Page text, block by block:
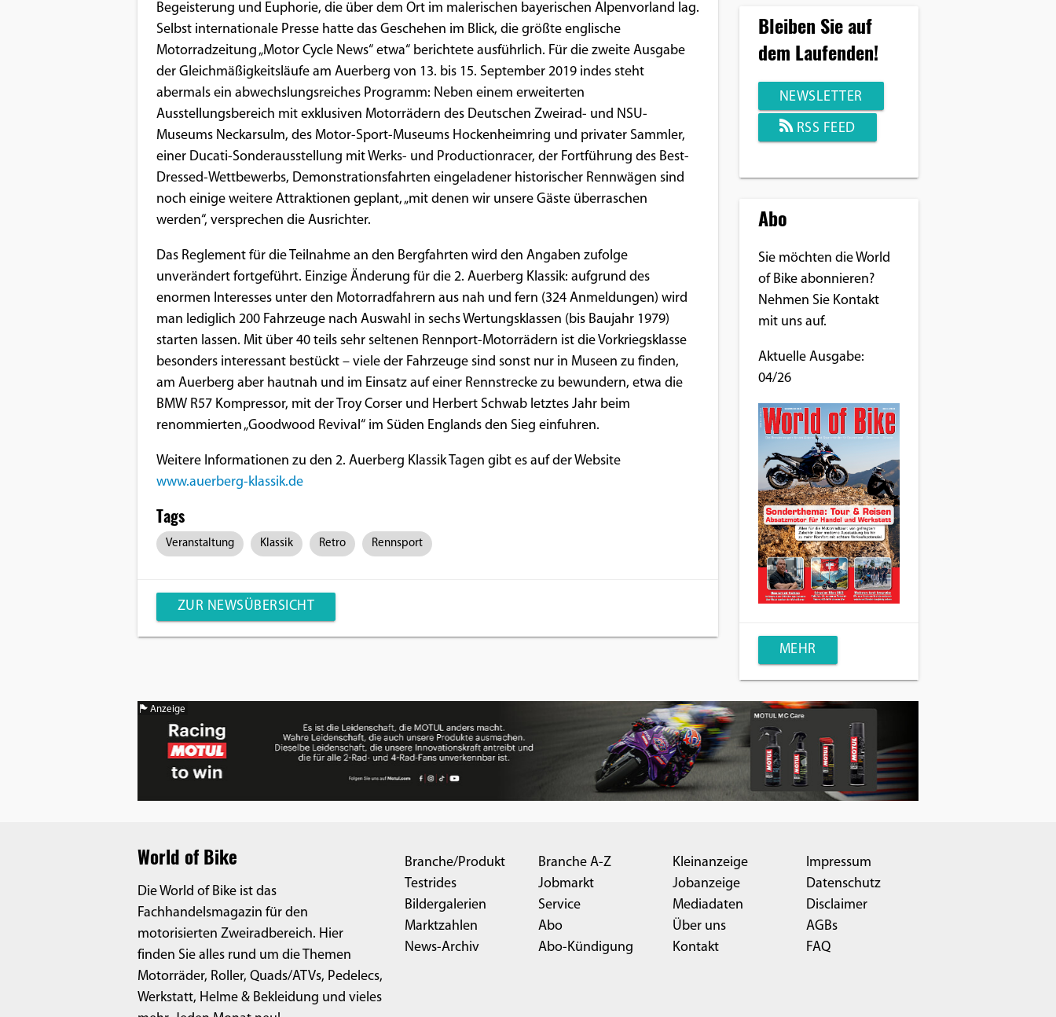
Begeisterung und Euphorie, die über dem Ort im malerischen bayerischen Alpenvorland lag.
Selbst internationale Presse hatte das Geschehen im Blick, die größte englische
Motorradzeitung „Motor Cycle News“ etwa“ berichtete ausführlich. Für die zweite Ausgabe
der Gleichmäßigkeitsläufe am Auerberg von 13. bis 15. September 2019 indes steht
abermals ein abwechslungsreiches Programm: Neben einem erweiterten
Ausstellungsbereich mit exklusiven Motorrädern des Deutschen Zweirad- und NSU-
Museums Neckarsulm, des Motor-Sport-Museums Hockenheimring und privater Sammler,
einer Ducati-Sonderausstellung mit Werks- und Productionracer, der Fortführung des Best-
Dressed-Wettbewerbs, Demonstrationsfahrten eingeladener historischer Rennwägen sind
noch einige weitere Attraktionen geplant, „mit denen wir unsere Gäste überraschen
werden“, versprechen die Ausrichter.
Das Reglement für die Teilnahme an den Bergfahrten wird den Angaben zufolge
unverändert fortgeführt. Einzige Änderung für die 2. Auerberg Klassik: aufgrund des
enormen Interesses unter den Motorradfahrern aus nah und fern (324 Anmeldungen) wird
man lediglich 200 Fahrzeuge nach Auswahl in sechs Wertungsklassen (bis Baujahr 1979)
starten lassen. Mit über 40 teils sehr seltenen Rennport-Motorrädern ist die Vorkriegsklasse
besonders interessant bestückt – viele der Fahrzeuge sind sonst nur in Museen zu finden,
am Auerberg aber hautnah und im Einsatz auf einer Rennstrecke zu bewundern, etwa die
BMW R57 Kompressor, mit der Troy Corser und Herbert Schwab letztes Jahr beim
renommierten „Goodwood Revival“ im Süden Englands den Sieg einfuhren.
Weitere Informationen zu den 2. Auerberg Klassik Tagen gibt es auf der Website
www.auerberg-klassik.de
Tags
Veranstaltung Klassik Retro Rennsport
ZUR NEWSÜBERSICHT
Bleiben Sie auf
dem Laufenden!
NEWSLETTER
RSS FEED
Abo
Sie möchten die World
of Bike abonnieren?
Nehmen Sie Kontakt
mit uns auf.
Aktuelle Ausgabe:
04/26
MEHR
Anzeige
World of Bike
Die World of Bike ist das
Fachhandelsmagazin für den
motorisierten Zweiradbereich. Hier
finden Sie alles rund um die Themen
Motorräder, Roller, Quads/ATVs, Pedelecs,
Werkstatt, Helme & Bekleidung und vieles
Branche/Produkt
Testrides
Bildergalerien
Marktzahlen
News-Archiv
Branche A-Z
Jobmarkt
Service
Abo
Abo-Kündigung
Kleinanzeige
Jobanzeige
Mediadaten
Über uns
Kontakt
Impressum
Datenschutz
Disclaimer
AGBs
FAQ
EXTERNE MEDIEN
Um Inhalte von Videoplattformen und
Social Media Plattformen anzeigen zu
können, werden von diesen externen
Medien Cookies gesetzt.